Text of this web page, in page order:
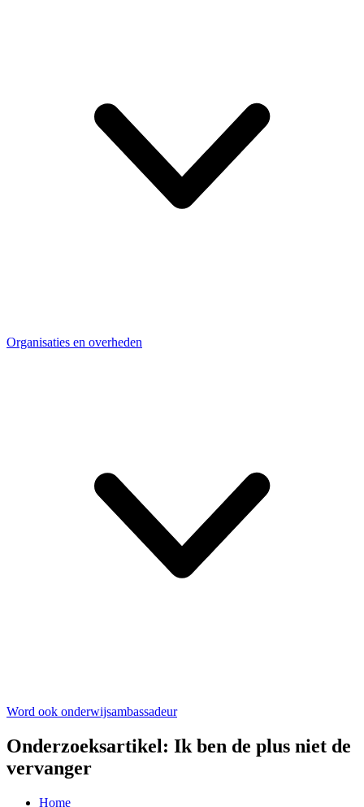
Organisaties en overheden
Word ook onderwijsambassadeur
Onderzoeksartikel: Ik ben de plus niet de
vervanger
Home